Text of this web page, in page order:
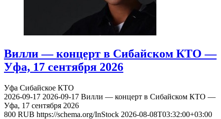
Вилли — концерт в Сибайском КТО —
Уфа, 17 сентября 2026
Уфа Сибайское КТО
2026-09-17 2026-09-17 Вилли — концерт в Сибайском КТО —
Уфа, 17 сентября 2026
800 RUB https://schema.org/InStock 2026-08-08T03:32:00+03:00